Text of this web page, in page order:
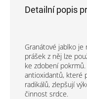
Detailní popis
Granátové jablko je
prášek z něj lze
ke zdobení
antioxidantů, které
radikálů, zlepšují
činnost srdce.